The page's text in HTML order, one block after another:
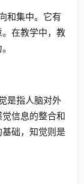
和集中。它有
在教学中，教
是指人脑对外
信息的整合和
础，知觉则是